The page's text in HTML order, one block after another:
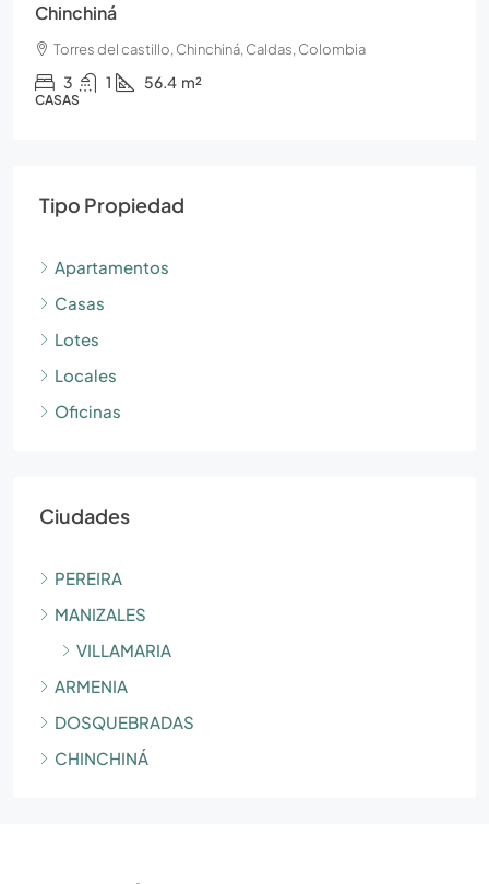
Chinchiná
Torres del castillo, Chinchiná, Caldas, Colombia
3 1 56.4 m²
CASAS
Tipo Propiedad
Apartamentos
Casas
Lotes
Locales
Oficinas
Ciudades
PEREIRA
MANIZALES
VILLAMARIA
ARMENIA
DOSQUEBRADAS
CHINCHINÁ